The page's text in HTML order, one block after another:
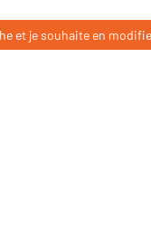
et je souhaite en